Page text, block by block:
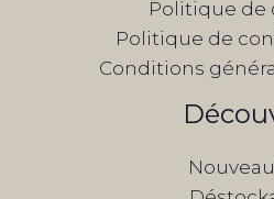
Politique de
Politique de
Conditions